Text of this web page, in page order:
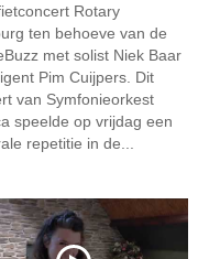
Rotary
ten behoeve van de
met solist Niek Baar
Pim Cuijpers. Dit
van Symfonieorkest
speelde op vrijdag een
repetitie in de...